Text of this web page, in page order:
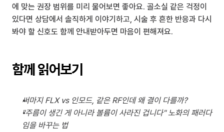
에 맞는 권장 범위를 미리 물어보면 좋아요. 골소실 같은 걱정이
있다면 상담에서 솔직하게 이야기하고, 시술 후 흔한 반응과 다시
봐야 할 신호도 함께 안내받아두면 마음이 편해져요.
함께 읽어보기
써마지 FLX vs 인모드, 같은 RF인데 왜 결이 다를까?
"주름이 생긴 게 아니라 볼륨이 사라진 겁니다" 노화의 패러다
임을 바꾸는 법